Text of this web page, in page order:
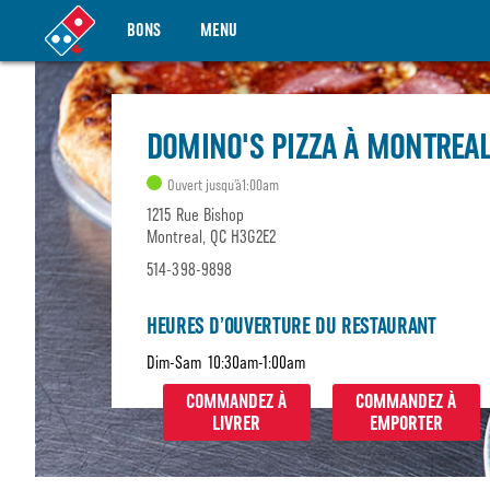
BONS MENU
DOMINO'S PIZZA À
Ouvert jusqu’à1:00am
1215 Rue Bishop
Montreal, QC H3G2E2
514-398-9898
HEURES D’OUVERTURE DU RESTAURANT
Dim-Sam 10:30am-1:00am
COMMANDEZ À
LIVRER
COMMANDEZ À
EMPORTER